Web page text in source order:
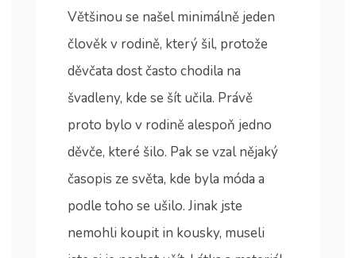
Většinou se našel minimálně jeden
člověk v rodině, který šil, protože
děvčata dost často chodila na
švadleny, kde se šít učila. Právě
proto bylo v rodině alespoň jedno
děvče, které šilo. Pak se vzal nějaký
časopis ze světa, kde byla móda a
podle toho se ušilo. Jinak jste
nemohli koupit in kousky, museli